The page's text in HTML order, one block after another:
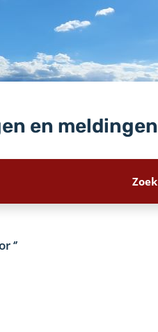
en meldingen
‘’